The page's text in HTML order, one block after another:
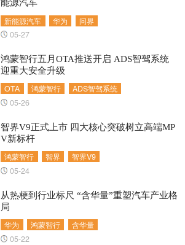
新能源汽车 华为 问界
能源汽车
05-27
OTA 鸿蒙智行 ADS智驾系统
鸿蒙智行五月OTA推送开启 ADS智驾系统
迎重大安全升级
05-26
鸿蒙智行 智界 智界V9
智界V9正式上市 四大核心突破树立高端MP
V新标杆
05-24
华为 鸿蒙智行 含华量
从热梗到行业标尺 “含华量”重塑汽车产业格
局
05-22